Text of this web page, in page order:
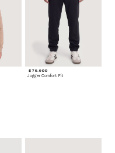
$ 79.900
Jogger Comfort Fit